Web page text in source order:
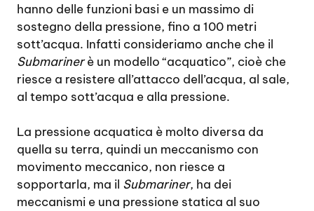
hanno delle funzioni basi e un massimo di
sostegno della pressione, fino a 100 metri
sott’acqua. Infatti consideriamo anche che il
Submarinerè un modello “acquatico”, cioè che
riesce a resistere all’attacco dell’acqua, al sale,
al tempo sott’acqua e alla pressione.
La pressione acquatica è molto diversa da
quella su terra, quindi un meccanismo con
movimento meccanico, non riesce a
sopportarla, ma il Submariner, ha dei
meccanismi e una pressione statica al suo